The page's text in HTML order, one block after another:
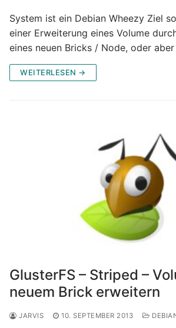
System ist ein Debian Wheezy Ziel
einer Erweiterung eines Volume
eines neuen Bricks / Node, oder
WEITERLESEN →
GlusterFS – Striped –
neuem Brick erweitern
JARVIS 10. SEPTEMBER 2013